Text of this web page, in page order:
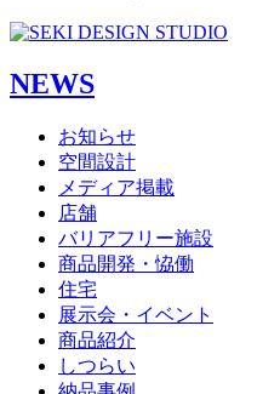
NEWS
お知らせ
空間設計
メディア掲載
店舗
バリアフリー施設
商品開発・恊働
住宅
展示会・イベント
商品紹介
しつらい